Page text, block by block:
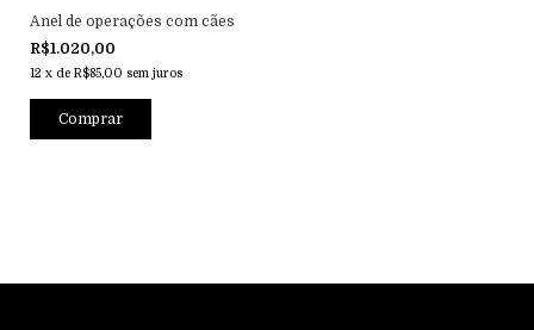
Anel de operações com cães
R$1.020,00
12 x de R$85,00 sem juros
Comprar